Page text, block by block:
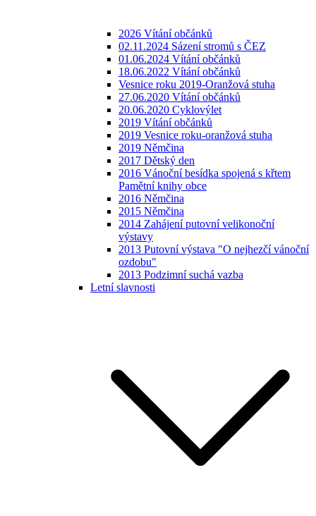
2026 Vítání občánků
02.11.2024 Sázení stromů s ČEZ
01.06.2024 Vítání občánků
18.06.2022 Vítání občánků
Vesnice roku 2019-Oranžová stuha
27.06.2020 Vítání občánků
20.06.2020 Cyklovýlet
2019 Vítání občánků
2019 Vesnice roku-oranžová stuha
2019 Němčina
2017 Dětský den
2016 Vánoční besídka spojená s křtem
Pamětní knihy obce
2016 Němčina
2015 Němčina
2014 Zahájení putovní velikonoční
výstavy
2013 Putovní výstava "O nejhezčí vánoční
ozdobu"
2013 Podzimní suchá vazba
Letní slavnosti